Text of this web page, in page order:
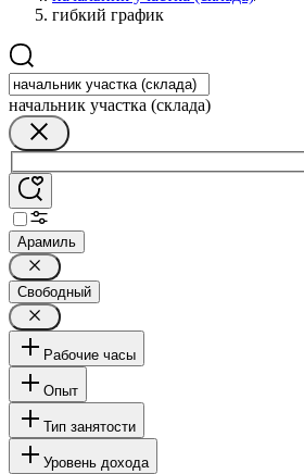
гибкий график
начальник участка (склада)
Арамиль
Свободный
Рабочие часы
Опыт
Тип занятости
Уровень дохода